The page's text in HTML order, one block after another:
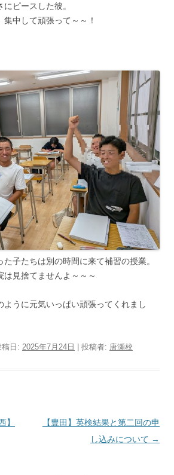
ピースした彼。
中して頑張って～～！
子たちは別の時間に来て補習の授業。
見捨てませんよ～～～
ように元気いっぱい頑張ってくれまし
稿日: 2025年7月24日 投稿者: 唐瀬校
】
【豊田】英検結果と第二回の申
し込みについて →